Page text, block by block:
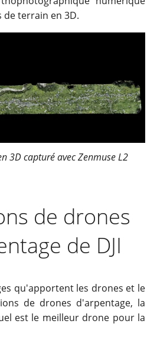
de terrain en 3D.
3D capturé avec Zenmuse L2
de drones
de DJI
qu'apportent les drones et le
de drones d'arpentage, la
est le meilleur drone pour la